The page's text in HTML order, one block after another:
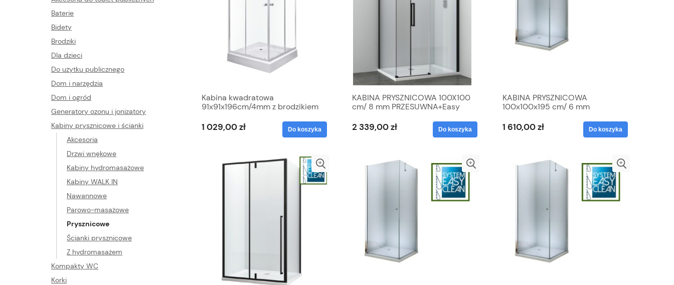
Baterie
Bidety
Brodziki
Dla dzieci
Do użytku publicznego
Dom i narzędzia
Dom i ogród
Generatory ozonu i jonizatory
Kabiny prysznicowe i ścianki
Akcesoria
Drzwi wnękowe
Kabiny hydromasażowe
Kabiny WALK IN
Nawannowe
Parowo-masażowe
Prysznicowe
Ścianki prysznicowe
Z hydromasażem
Kompakty WC
Korki
Kabina kwadratowa
91x91x196cm/4mm z brodzikiem
1 029,00 zł Do koszyka
KABINA PRYSZNICOWA 100X100
cm/ 8 mm PRZESUWNA+Easy
2 339,00 zł Do koszyka
KABINA PRYSZNICOWA
100x100x195 cm/ 6 mm
1 610,00 zł Do koszyka